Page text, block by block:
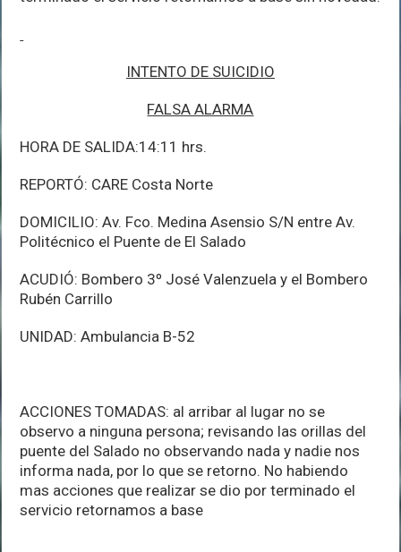
INTENTO DE SUICIDIO
FALSA ALARMA
HORA DE SALIDA:14:11 hrs.
REPORTÓ: CARE Costa Norte
DOMICILIO: Av. Fco. Medina Asensio S/N entre Av.
Politécnico el Puente de El Salado
ACUDIÓ: Bombero 3º José Valenzuela y el Bombero
Rubén Carrillo
UNIDAD: Ambulancia B-52
ACCIONES TOMADAS: al arribar al lugar no se
observo a ninguna persona; revisando las orillas del
puente del Salado no observando nada y nadie nos
informa nada, por lo que se retorno. No habiendo
mas acciones que realizar se dio por terminado el
servicio retornamos a base